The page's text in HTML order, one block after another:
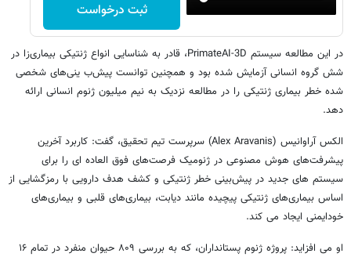
ثبت درخواست
در این مطالعه سیستم PrimateAI-3D، قادر به شناسایی انواع ژنتیکی بیماری‌زا در
شش گروه انسانی آزمایش ‌شده بود و همچنین توانست پیش‌ب ینی‌های شخصی‌
شده خطر بیماری ژنتیکی را در مطالعه نزدیک به نیم میلیون ژنوم انسانی ارائه
دهد.
الکس آراوانیس (Alex Aravanis) سرپرست تیم تحقیق، گفت: کاربرد آخرین
پیشرفت‌های هوش مصنوعی در ژنومیک فرصت‌های فوق ‌العاده‌ ای را برای
سیستم های جدید در پیش‌بینی خطر ژنتیکی و کشف هدف دارویی با رمزگشایی از
اساس بیماری‌های ژنتیکی پیچیده مانند دیابت، بیماری‌های قلبی و بیماری‌های
خودایمنی ایجاد می ‌کند.
او می افزاید: پروژه ژنوم پستانداران، که به بررسی ۸۰۹ حیوان منفرد در تمام ۱۶